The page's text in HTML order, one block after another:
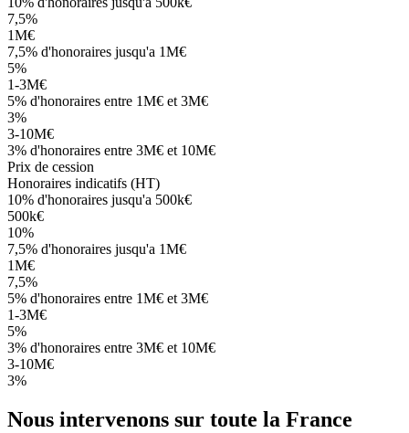
7,5%
1M€
7,5% d'honoraires jusqu'a 1M€
5%
1-3M€
5% d'honoraires entre 1M€ et 3M€
3%
3-10M€
3% d'honoraires entre 3M€ et 10M€
Prix de cession
Honoraires indicatifs (HT)
10% d'honoraires jusqu'a 500k€
500k€
10%
7,5% d'honoraires jusqu'a 1M€
1M€
7,5%
5% d'honoraires entre 1M€ et 3M€
1-3M€
5%
3% d'honoraires entre 3M€ et 10M€
3-10M€
3%
Nous intervenons sur toute la France